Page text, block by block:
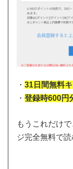
・31日間無料
・登録時600円
もうこれだけ
ジ完全無料で